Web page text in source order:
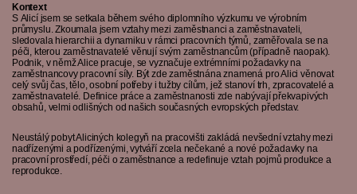
Kontext
S Alicí jsem se setkala během svého diplomního výzkumu ve výrobním
průmyslu. Zkoumala jsem vztahy mezi zaměstnanci a zaměstnavateli,
sledovala hierarchii a dynamiku v rámci pracovních týmů, zaměřovala se na
péči, kterou zaměstnavatelé věnují svým zaměstnancům (případně naopak).
Podnik, v němž Alice pracuje, se vyznačuje extrémními požadavky na
zaměstnancovy pracovní síly. Být zde zaměstnána znamená pro Alici věnovat
celý svůj čas, tělo, osobní potřeby i tužby cílům, jež stanoví trh, zpracovatelé a
zaměstnavatelé. Definice práce a zaměstnanosti zde nabývají překvapivých
obsahů, velmi odlišných od našich současných evropských představ.
Neustálý pobyt Aliciných kolegyň na pracovišti zakládá nevšední vztahy mezi
nadřízenými a podřízenými, vytváří zcela nečekané a nové požadavky na
pracovní prostředí, péči o zaměstnance a redefinuje vztah pojmů produkce a
reprodukce.